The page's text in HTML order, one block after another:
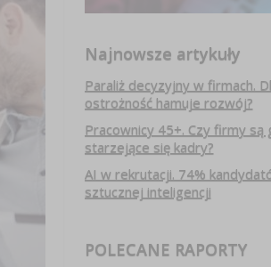
Najnowsze artykuły
Paraliż decyzyjny w firmach.
ostrożność hamuje rozwój?
Pracownicy 45+. Czy firmy są
starzejące się kadry?
AI w rekrutacji. 74%
sztucznej inteligencji
POLECANE RAPORTY